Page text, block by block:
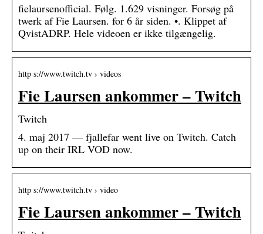
fielaursenofficial. Følg. 1.629 visninger. Forsøg på
twerk af Fie Laursen. for 6 år siden. •. Klippet af
QvistADRP. Hele videoen er ikke tilgængelig.
http s://www.twitch.tv › videos
Fie Laursen ankommer – Twitch
Twitch
4. maj 2017 — fjallefar went live on Twitch. Catch
up on their IRL VOD now.
http s://www.twitch.tv › video
Fie Laursen ankommer – Twitch